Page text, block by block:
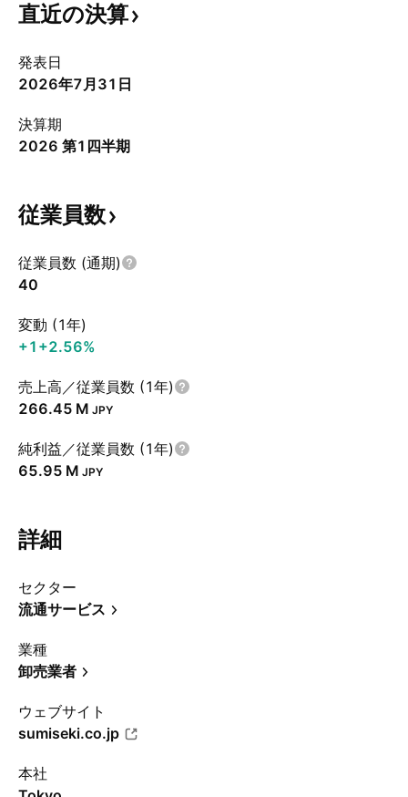
直近の決算
発表日
2026年7月31日
決算期
2026 第1四半期
従業員数
従業員数 (通期)
40
変動 (1年)
+1 +2.56%
売上高／従業員数 (1年)
‪266.45 M‬ JPY
純利益／従業員数 (1年)
‪65.95 M‬ JPY
詳細
セクター
流通サービス
業種
卸売業者
ウェブサイト
sumiseki.co.jp
本社